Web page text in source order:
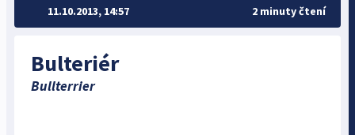
Bulteriér
Bullterrier
11.10.2013, 14:57
2 minuty čtení